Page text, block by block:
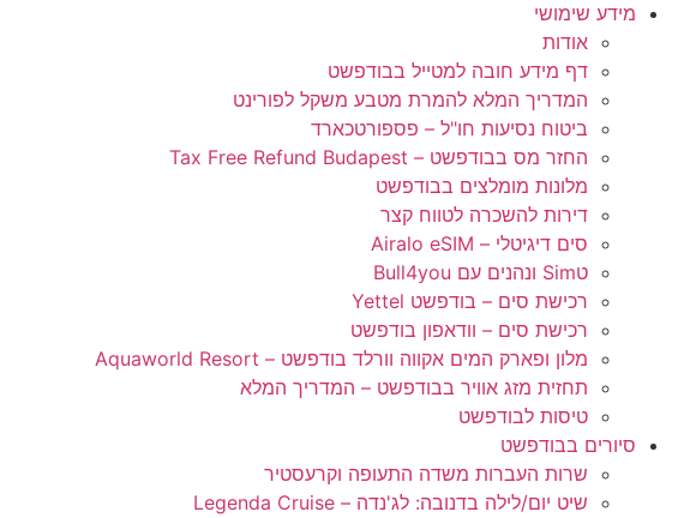
מידע שימושי
אודות
דף מידע חובה למטייל בבודפשט
המדריך המלא להמרת מטבע משקל לפורינט
ביטוח נסיעות חו"ל – פספורטכארד
החזר מס בבודפשט – Tax Free Refund Budapest
מלונות מומלצים בבודפשט
דירות להשכרה לטווח קצר
סים דיגיטלי – Airalo eSIM
טSim ונהנים עם Bull4you
רכישת סים – בודפשט Yettel
רכישת סים – וודאפון בודפשט
מלון ופארק המים אקווה וורלד בודפשט – Aquaworld Resort
תחזית מזג אוויר בבודפשט – המדריך המלא
טיסות לבודפשט
סיורים בבודפשט
שרות העברות משדה התעופה וקרעסטיר
שיט יום/לילה בדנובה: לג'נדה – Legenda Cruise